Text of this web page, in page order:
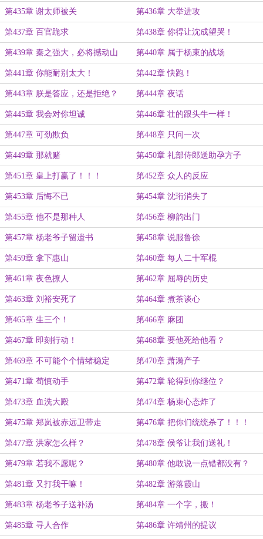
第435章 谢太师被关 第436章 大举进攻
第437章 百官跪求 第438章 你得让沈成望哭！
第439章 秦之强大，必将撼动山
海！
第440章 属于杨束的战场
第441章 你能耐别太大！ 第442章 快跑！
第443章 朕是答应，还是拒绝？ 第444章 夜话
第445章 我会对你坦诚 第446章 壮的跟头牛一样！
第447章 可劲欺负 第448章 只问一次
第449章 那就赌 第450章 礼部侍郎送助孕方子
第451章 皇上打赢了！！！ 第452章 众人的反应
第453章 后悔不已 第454章 沈珩消失了
第455章 他不是那种人 第456章 柳韵出门
第457章 杨老爷子留遗书 第458章 说服鲁徐
第459章 拿下惠山 第460章 每人二十军棍
第461章 夜色撩人 第462章 屈辱的历史
第463章 刘裕安死了 第464章 煮茶谈心
第465章 生三个！ 第466章 麻团
第467章 即刻行动！ 第468章 要他死给他看？
第469章 不可能个个情绪稳定 第470章 萧漪产子
第471章 荀慎动手 第472章 轮得到你继位？
第473章 血洗大殿 第474章 杨束心态炸了
第475章 郑岚被赤远卫带走 第476章 把你们统统杀了！！！
第477章 洪家怎么样？ 第478章 侯爷让我们送礼！
第479章 若我不愿呢？ 第480章 他敢说一点错都没有？
第481章 又打我干嘛！ 第482章 游落霞山
第483章 杨老爷子送补汤 第484章 一个字，搬！
第485章 寻人合作 第486章 许靖州的提议